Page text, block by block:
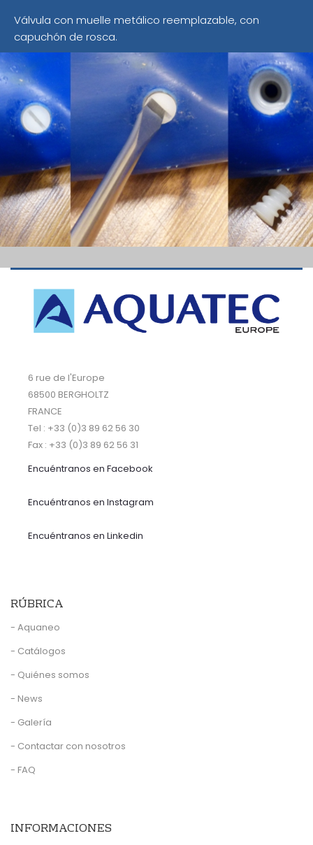
Válvula con muelle metálico reemplazable, con
capuchón de rosca.
6 rue de l'Europe
68500 BERGHOLTZ
FRANCE
Tel : +33 (0)3 89 62 56 30
Fax : +33 (0)3 89 62 56 31
Encuéntranos en Facebook
Encuéntranos en Instagram
Encuéntranos en Linkedin
RÚBRICA
- Aquaneo
- Catálogos
- Quiénes somos
- News
- Galería
- Contactar con nosotros
- FAQ
INFORMACIONES